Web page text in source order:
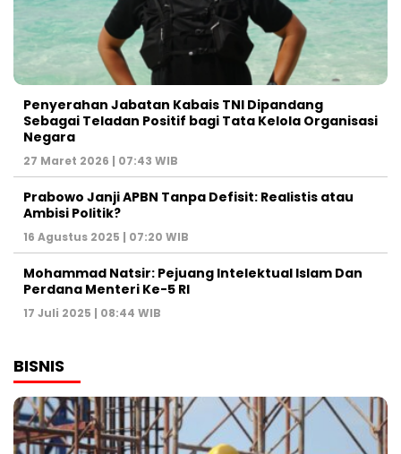
Penyerahan Jabatan Kabais TNI Dipandang
Sebagai Teladan Positif bagi Tata Kelola Organisasi
Negara
27 Maret 2026 | 07:43 WIB
Prabowo Janji APBN Tanpa Defisit: Realistis atau
Ambisi Politik?
16 Agustus 2025 | 07:20 WIB
Mohammad Natsir: Pejuang Intelektual Islam Dan
Perdana Menteri Ke-5 RI
17 Juli 2025 | 08:44 WIB
BISNIS